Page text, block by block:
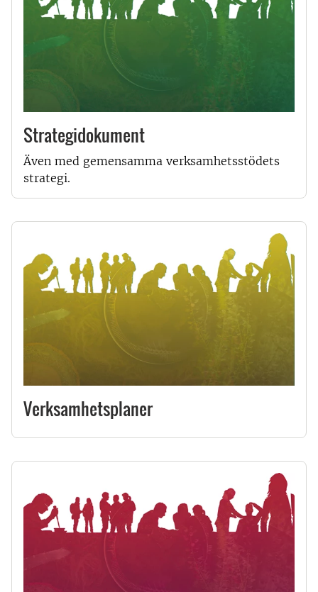
Strategidokument
Även med gemensamma verksamhetsstödets
strategi.
Verksamhetsplaner